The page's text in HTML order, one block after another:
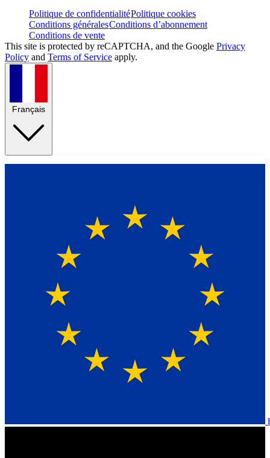
Politique de confidentialitéPolitique cookies
Conditions généralesConditions d’abonnement
Conditions de vente
This site is protected by reCAPTCHA, and the Google Privacy
Policy and Terms of Service apply.
Français